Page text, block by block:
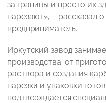
за границы и просто их
нарезают», – рассказал
предприниматель.
Иркутский завод
производства: от
раствора и создания
нарезки и упаковки
подтверждается